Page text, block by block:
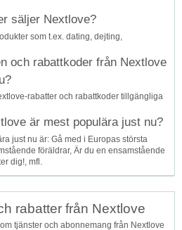
säljer Nextlove?
som t.ex. dating, dejting,
och rabattkoder från Nextlove
rabatter och rabattkoder tillgängliga
är mest populära just nu?
just nu är: Gå med i Europas största
föräldrar, Är du en ensamstående
dig!, mfl.
rabatter från Nextlove
tjänster och abonnemang från Nextlove